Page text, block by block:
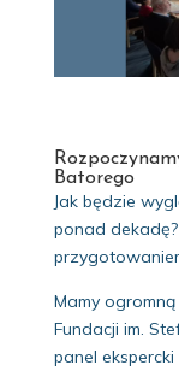
Batorego
Jak będzie
ponad
Mamy
Fundacji im.
panel